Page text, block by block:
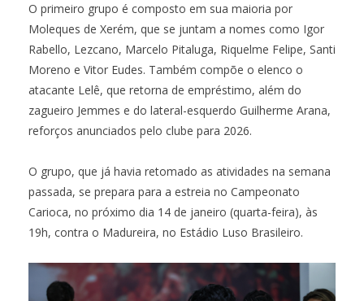
O primeiro grupo é composto em sua maioria por
Moleques de Xerém, que se juntam a nomes como Igor
Rabello, Lezcano, Marcelo Pitaluga, Riquelme Felipe, Santi
Moreno e Vitor Eudes. Também compõe o elenco o
atacante Lelê, que retorna de empréstimo, além do
zagueiro Jemmes e do lateral-esquerdo Guilherme Arana,
reforços anunciados pelo clube para 2026.
O grupo, que já havia retomado as atividades na semana
passada, se prepara para a estreia no Campeonato
Carioca, no próximo dia 14 de janeiro (quarta-feira), às
19h, contra o Madureira, no Estádio Luso Brasileiro.